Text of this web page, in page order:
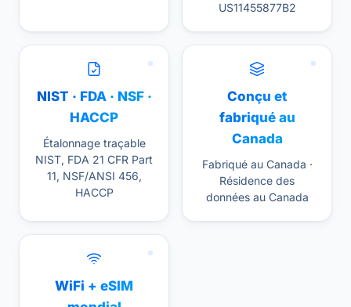
US11455877B2
NIST · FDA · NSF ·
HACCP
Étalonnage traçable
NIST, FDA 21 CFR Part
11, NSF/ANSI 456,
HACCP
Conçu et
fabriqué au
Canada
Fabriqué au Canada ·
Résidence des
données au Canada
WiFi + eSIM